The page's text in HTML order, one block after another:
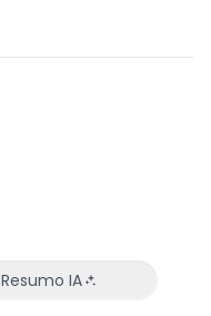
Resumo IA